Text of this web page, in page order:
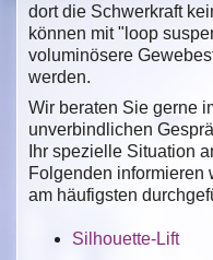
dort die Schwerkraft
können mit "loop
voluminösere
werden.
Wir beraten Sie gerne
unverbindlichen
Ihr spezielle Situation
Folgenden informieren
am häufigsten
Silhouette-Lift